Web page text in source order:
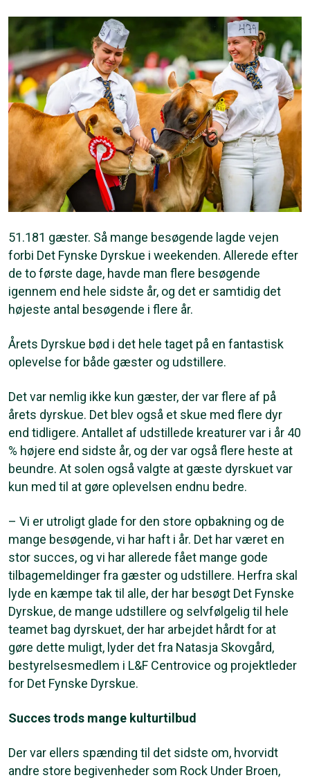
51.181 gæster. Så mange besøgende lagde vejen
forbi Det Fynske Dyrskue i weekenden. Allerede efter
de to første dage, havde man flere besøgende
igennem end hele sidste år, og det er samtidig det
højeste antal besøgende i flere år.
Årets Dyrskue bød i det hele taget på en fantastisk
oplevelse for både gæster og udstillere.
Det var nemlig ikke kun gæster, der var flere af på
årets dyrskue. Det blev også et skue med flere dyr
end tidligere. Antallet af udstillede kreaturer var i år 40
% højere end sidste år, og der var også flere heste at
beundre. At solen også valgte at gæste dyrskuet var
kun med til at gøre oplevelsen endnu bedre.
– Vi er utroligt glade for den store opbakning og de
mange besøgende, vi har haft i år. Det har været en
stor succes, og vi har allerede fået mange gode
tilbagemeldinger fra gæster og udstillere. Herfra skal
lyde en kæmpe tak til alle, der har besøgt Det Fynske
Dyrskue, de mange udstillere og selvfølgelig til hele
teamet bag dyrskuet, der har arbejdet hårdt for at
gøre dette muligt, lyder det fra Natasja Skovgård,
bestyrelsesmedlem i L&F Centrovice og projektleder
for Det Fynske Dyrskue.
Succes trods mange kulturtilbud
Der var ellers spænding til det sidste om, hvorvidt
andre store begivenheder som Rock Under Broen,